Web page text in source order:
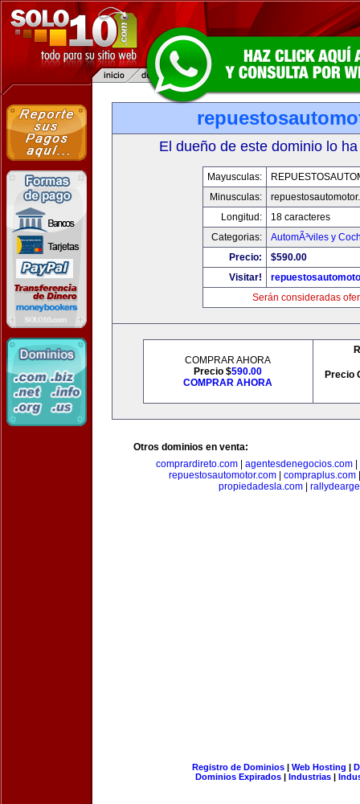
El dueño de este dominio lo
Mayusculas:
Minusculas:
Longitud:
18 caracteres
Categorias:
AutomÃ³viles y
Precio:
$590.00
Visitar!
Serán consideradas
COMPRAR AHORA
Precio $590.00
COMPRAR AHORA
Precio
Otros dominios en venta:
comprardireto.com| agentesdenegocios.com|
repuestosautomotor.com
compraplus.com
propiedadesla.com|
Registro de Dominios| Web Hosting |
Dominios Expirados | Industrias |